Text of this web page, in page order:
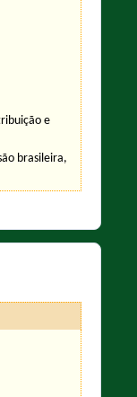
e
brasileira,